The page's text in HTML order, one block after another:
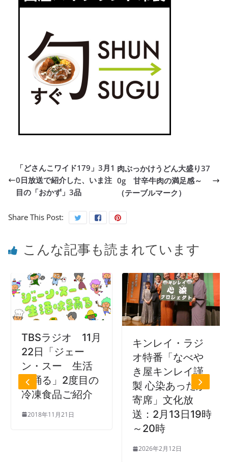
「どさんこワイド179」3月1
0日放送で紹介した、いま注
目の「おかず」3品
肉ぶっかけうどん大盛り37
0g 甘辛牛肉の満足感～
（テーブルマーク）
Share This Post:
こんな記事も読まれています
TBSラジオ 11月
22日「ジェー
ン・スー 生活
は踊る」2度目の
冷凍食品ご紹介
2018年11月21日
キンレイ・ラジ
オ特番「なべや
き屋キンレイ謹
製 心染あったか
寄席」文化放
送：2月13日19時
～20時
2026年2月12日